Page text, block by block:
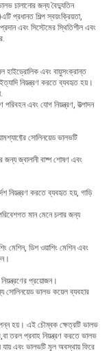
চালানোর জন্য বৈদ্যুতিন
প্রধানত শিল্প স্বয়ংক্রিয়তা,
এবং সিস্টেমের স্থিতিশীল এবং
হাইড্রোলিক এবং বায়ুসংক্রান্ত
নিয়ন্ত্রণ করতে ব্যবহৃত হয়।
পরিবহন এবং যোগ নিয়ন্ত্রণ, উত্পাদন
সোলিনয়েড ভালভটি
জন্য জ্বালানী বাষ্প শোষণ এবং
নিয়ন্ত্রণ করতে ব্যবহৃত হয়, গাড়ি
পরিবেশগত মান মেনে চলার জন্য
মেশিন, ডিশ ওয়াশিং মেশিন এবং
প্রয়োজন।
সোলিনয়েড ভালভ কয়েল ব্যবহার
হয়। এই চৌম্বক ক্ষেত্রটি ভালভ
তরল প্রবাহ নিয়ন্ত্রণ করতে ভালভ
যায় এবং ভালভটি মূল অবস্থায় ফিরে